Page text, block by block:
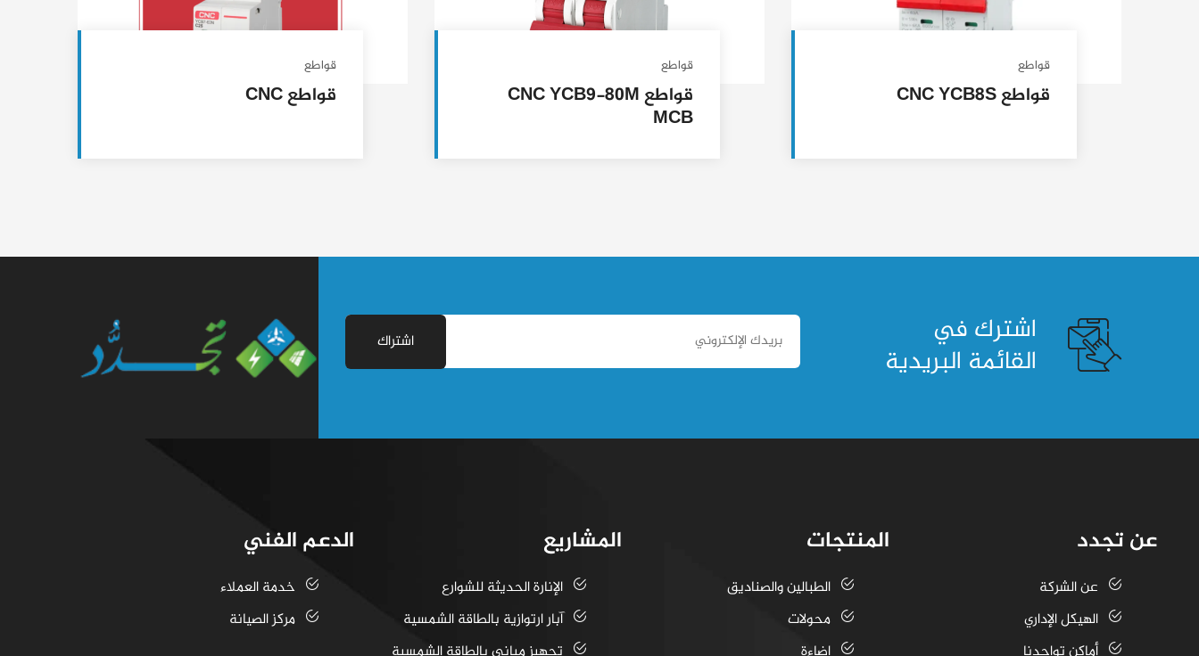
قواطع
قواطع CNC YCB8S
قواطع
قواطع CNC YCB9-80M
MCB
قواطع
قواطع CNC
اشترك في
القائمة البريدية اشتراك
الدعم الفني
خدمة العملاء
مركز الصيانة
المشاريع
الإنارة الحديثة للشوارع
آبار ارتوازية بالطاقة الشمسية
المنتجات
الطبالين والصناديق
محولات
عن تجدد
عن الشركة
الهيكل الإداري